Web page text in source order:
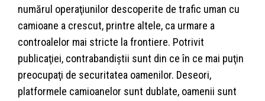
numărul operaţiunilor descoperite de trafic uman cu
camioane a crescut, printre altele, ca urmare a
controalelor mai stricte la frontiere. Potrivit
publicaţiei, contrabandiştii sunt din ce în ce mai puţin
preocupaţi de securitatea oamenilor. Deseori,
platformele camioanelor sunt dublate, oamenii sunt